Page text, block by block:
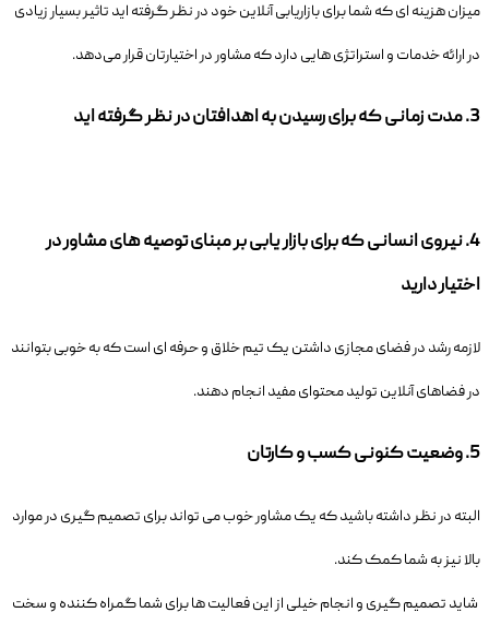
میزان هزینه ای که شما برای بازاریابی آنلاین خود در نظر گرفته اید تاثیر بسیار زیادی
در ارائه خدمات و استراتژی هایی دارد که مشاور در اختیارتان قرار می‌دهد.
3. مدت زمانی که برای رسیدن به اهدافتان در نظر گرفته اید
4. نیروی انسانی که برای بازار یابی بر مبنای توصیه های مشاور در
اختیار دارید
لازمه رشد در فضای مجازی داشتن یک تیم خلاق و حرفه ای است که به خوبی بتوانند
در فضاهای آنلاین تولید محتوای مفید انجام دهند.
5. وضعیت کنونی کسب و کارتان
البته در نظر داشته باشید که یک مشاور خوب می تواند برای تصمیم گیری در موارد
بالا نیز به شما کمک کند.
شاید تصمیم گیری و انجام خیلی از این فعالیت ها برای شما گمراه کننده و سخت